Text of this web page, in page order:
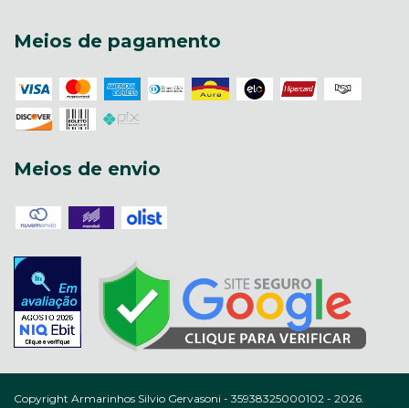
Meios de pagamento
Meios de envio
Copyright Armarinhos Silvio Gervasoni - 35938325000102 - 2026.